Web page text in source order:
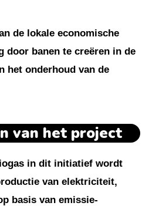
de lokale economische
door banen te creëren in de
het onderhoud van de
van het project
in dit initiatief wordt
van elektriciteit,
basis van emissie-